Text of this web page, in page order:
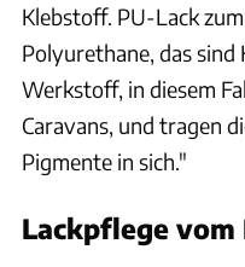
Klebstoff. PU-Lack
Polyurethane, das sind
Werkstoff, in diesem
Caravans, und tragen
Pigmente in sich."
Lackpflege vom